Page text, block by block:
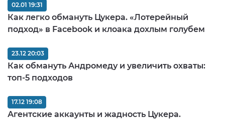
Как легко обмануть Цукера. «Лотерейный
подход» в Facebook и клоака дохлым голубем
02.01 19:31
Как обмануть Андромеду и увеличить охваты:
топ-5 подходов
23.12 20:03
Агентские аккаунты и жадность Цукера.
17.12 19:08